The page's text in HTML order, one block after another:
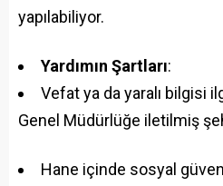
yapılabiliyor.
Yardımın Şartları:
Vefat ya da yaralı bilgisi
Genel Müdürlüğe iletilmiş
Hane içinde sosyal